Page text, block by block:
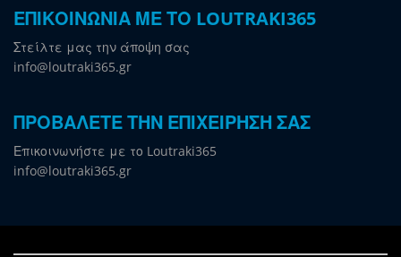
ΕΠΙΚΟΙΝΩΝΙΑ ΜΕ ΤΟ LOUTRAKI365
Στείλτε μας την άποψη σας
info@loutraki365.gr
ΠΡΟΒΑΛΕΤΕ ΤΗΝ ΕΠΙΧΕΙΡΗΣΗ ΣΑΣ
Επικοινωνήστε με το Loutraki365
info@loutraki365.gr